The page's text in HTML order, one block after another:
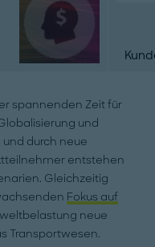
spannenden Zeit für
und
durch neue
entstehen
Gleichzeitig
Fokus auf
neue
Transportwesen.